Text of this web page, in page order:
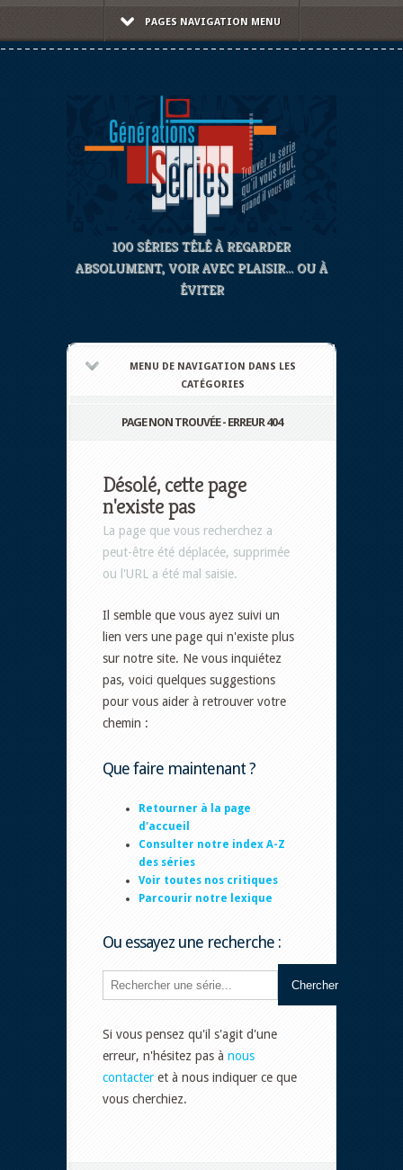
PAGES NAVIGATION MENU
100 SÉRIES TÉLÉ À REGARDER
ABSOLUMENT, VOIR AVEC PLAISIR... OU À
ÉVITER
MENU DE NAVIGATION DANS LES
CATÉGORIES
PAGE NON TROUVÉE - ERREUR 404
Désolé, cette page
n'existe pas
La page que vous recherchez a
peut-être été déplacée, supprimée
ou l'URL a été mal saisie.
Il semble que vous ayez suivi un
lien vers une page qui n'existe plus
sur notre site. Ne vous inquiétez
pas, voici quelques suggestions
pour vous aider à retrouver votre
chemin :
Que faire maintenant ?
Retourner à la page
d'accueil
Consulter notre index A-Z
des séries
Voir toutes nos critiques
Parcourir notre lexique
Ou essayez une recherche :
Si vous pensez qu'il s'agit d'une
erreur, n'hésitez pas à nous
contacter et à nous indiquer ce que
vous cherchiez.